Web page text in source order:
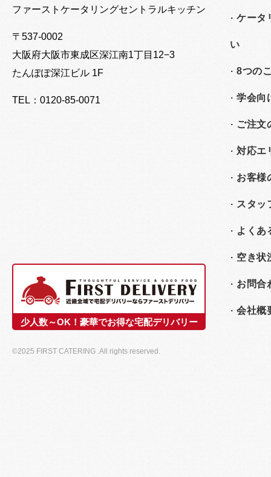
ファーストケータリングセントラルキッチン
〒537-0002
大阪府大阪市東成区深江南1丁目12−3
たんぽぽ深江ビル 1F
TEL：0120-85-0071
少人数～OK！豪華でお得な宅配デリバリー
©2025 FIRST CATERING .All rights reserved.
ケータ
い
8つの
学会向
ご注文
対応エ
お客様
スタッ
よくあ
空き状
お問合
会社概